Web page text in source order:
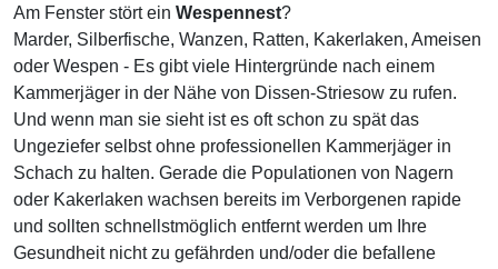
Am Fenster stört ein Wespennest?
Marder, Silberfische, Wanzen, Ratten, Kakerlaken, Ameisen
oder Wespen - Es gibt viele Hintergründe nach einem
Kammerjäger in der Nähe von Dissen-Striesow zu rufen.
Und wenn man sie sieht ist es oft schon zu spät das
Ungeziefer selbst ohne professionellen Kammerjäger in
Schach zu halten. Gerade die Populationen von Nagern
oder Kakerlaken wachsen bereits im Verborgenen rapide
und sollten schnellstmöglich entfernt werden um Ihre
Gesundheit nicht zu gefährden und/oder die befallene